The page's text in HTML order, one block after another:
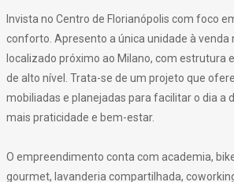
Invista no Centro de Florianópolis com foco
conforto. Apresento a única unidade à venda
localizado próximo ao Milano, com estrutura
de alto nível. Trata-se de um projeto que
mobiliadas e planejadas para facilitar o dia a
mais praticidade e bem-estar.
O empreendimento conta com academia,
gourmet, lavanderia compartilhada,